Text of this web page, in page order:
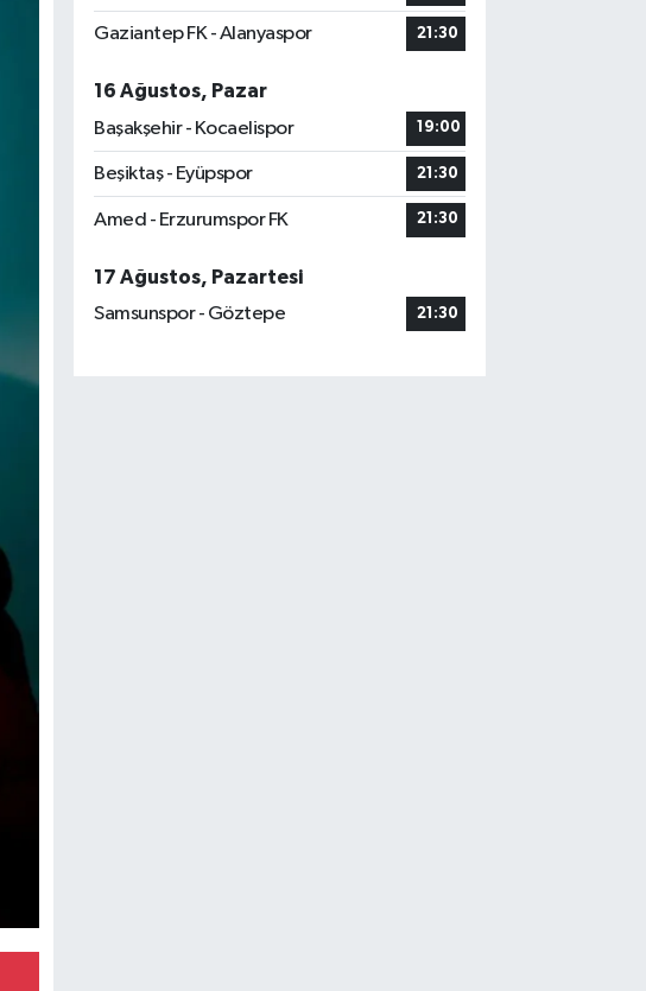
Gaziantep FK - Alanyaspor 21:30
16 Ağustos, Pazar
Başakşehir - Kocaelispor
19:00
Beşiktaş - Eyüpspor 21:30
Amed - Erzurumspor FK 21:30
17 Ağustos, Pazartesi
Samsunspor - Göztepe
21:30